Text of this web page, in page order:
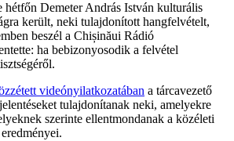
hétfőn Demeter András István kulturális
került, neki tulajdonított hangfelvételt,
beszél a Chișinăui Rádió
ha bebizonyosodik a felvétel
videónyilatkozatában a tárcavezető
tulajdonítanak neki, amelyekre
szerinte ellentmondanak a közéleti